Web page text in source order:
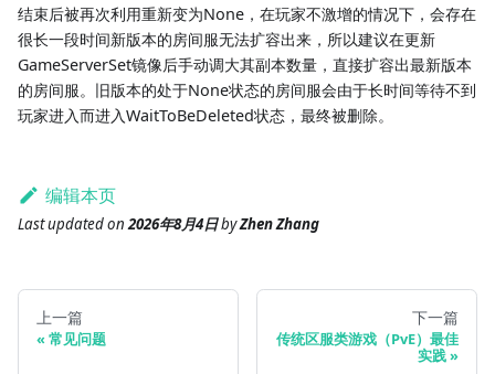
结束后被再次利用重新变为None，在玩家不激增的情况下，会存在
很长一段时间新版本的房间服无法扩容出来，所以建议在更新
GameServerSet镜像后手动调大其副本数量，直接扩容出最新版本
的房间服。旧版本的处于None状态的房间服会由于长时间等待不到
玩家进入而进入WaitToBeDeleted状态，最终被删除。
编辑本页
Last updatedon2026年8月4日byZhen Zhang
上一篇
常见问题
下一篇
传统区服类游戏（PvE）最佳
实践